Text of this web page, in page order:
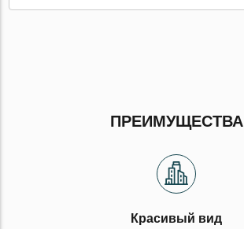
ПРЕИМУЩЕСТВА
Красивый вид